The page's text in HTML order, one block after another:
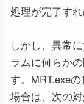
処理が完了す
しかし、異常
ラムに何らか
す。MRT.exe
場合は、次の